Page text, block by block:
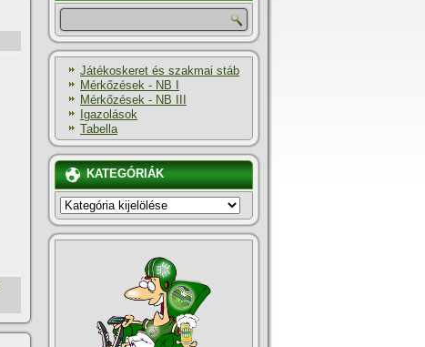
Játékoskeret és szakmai stáb
Mérkőzések - NB I
Mérkőzések - NB III
Igazolások
Tabella
KATEGÓRIÁK
KATEGÓRIÁK